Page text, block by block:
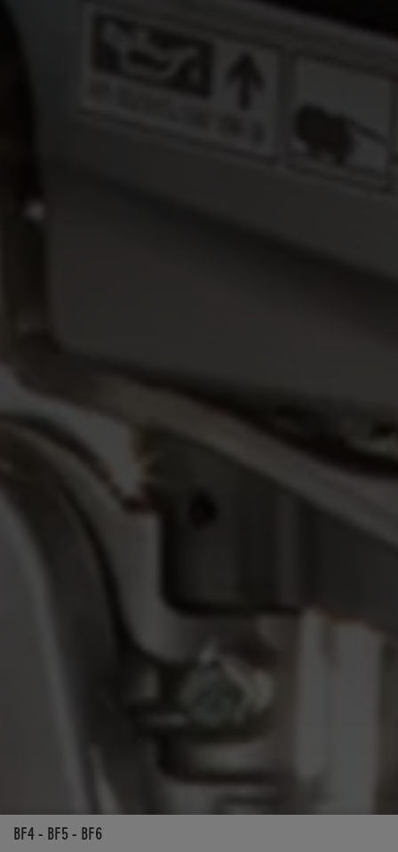
BF4 - BF5 - BF6